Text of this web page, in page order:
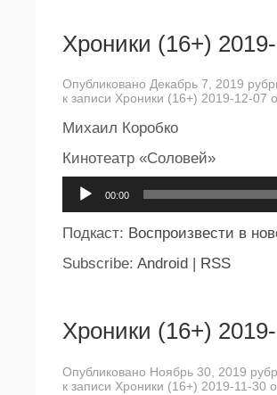
Хроники (16+)
Опубликовано Декабрь 7, 2019
к записи Хроники (16+) 2019-12-07
Михаил Коробко
Кинотеатр «Соловей»
00:00
Подкаст: Воспроизвести в
Subscribe: Android RSS
Хроники (16+)
Опубликовано Ноябрь 30, 2019
к записи Хроники (16+) 2019-11-30